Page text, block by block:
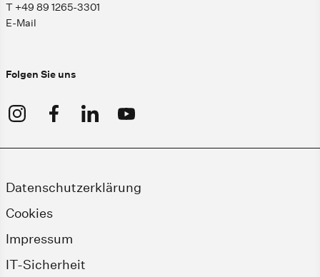
T +49 89 1265-3301
E-Mail
Folgen Sie uns
Datenschutzerklärung
Cookies
Impressum
IT-Sicherheit